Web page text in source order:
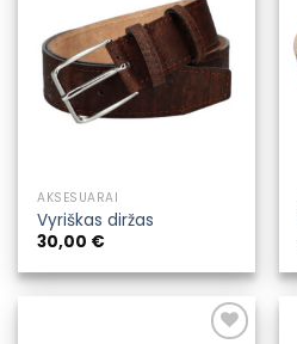
Pridėti į
pageidavimų
sąrašą
AKSESUARAI
Vyriškas diržas
30,00 €